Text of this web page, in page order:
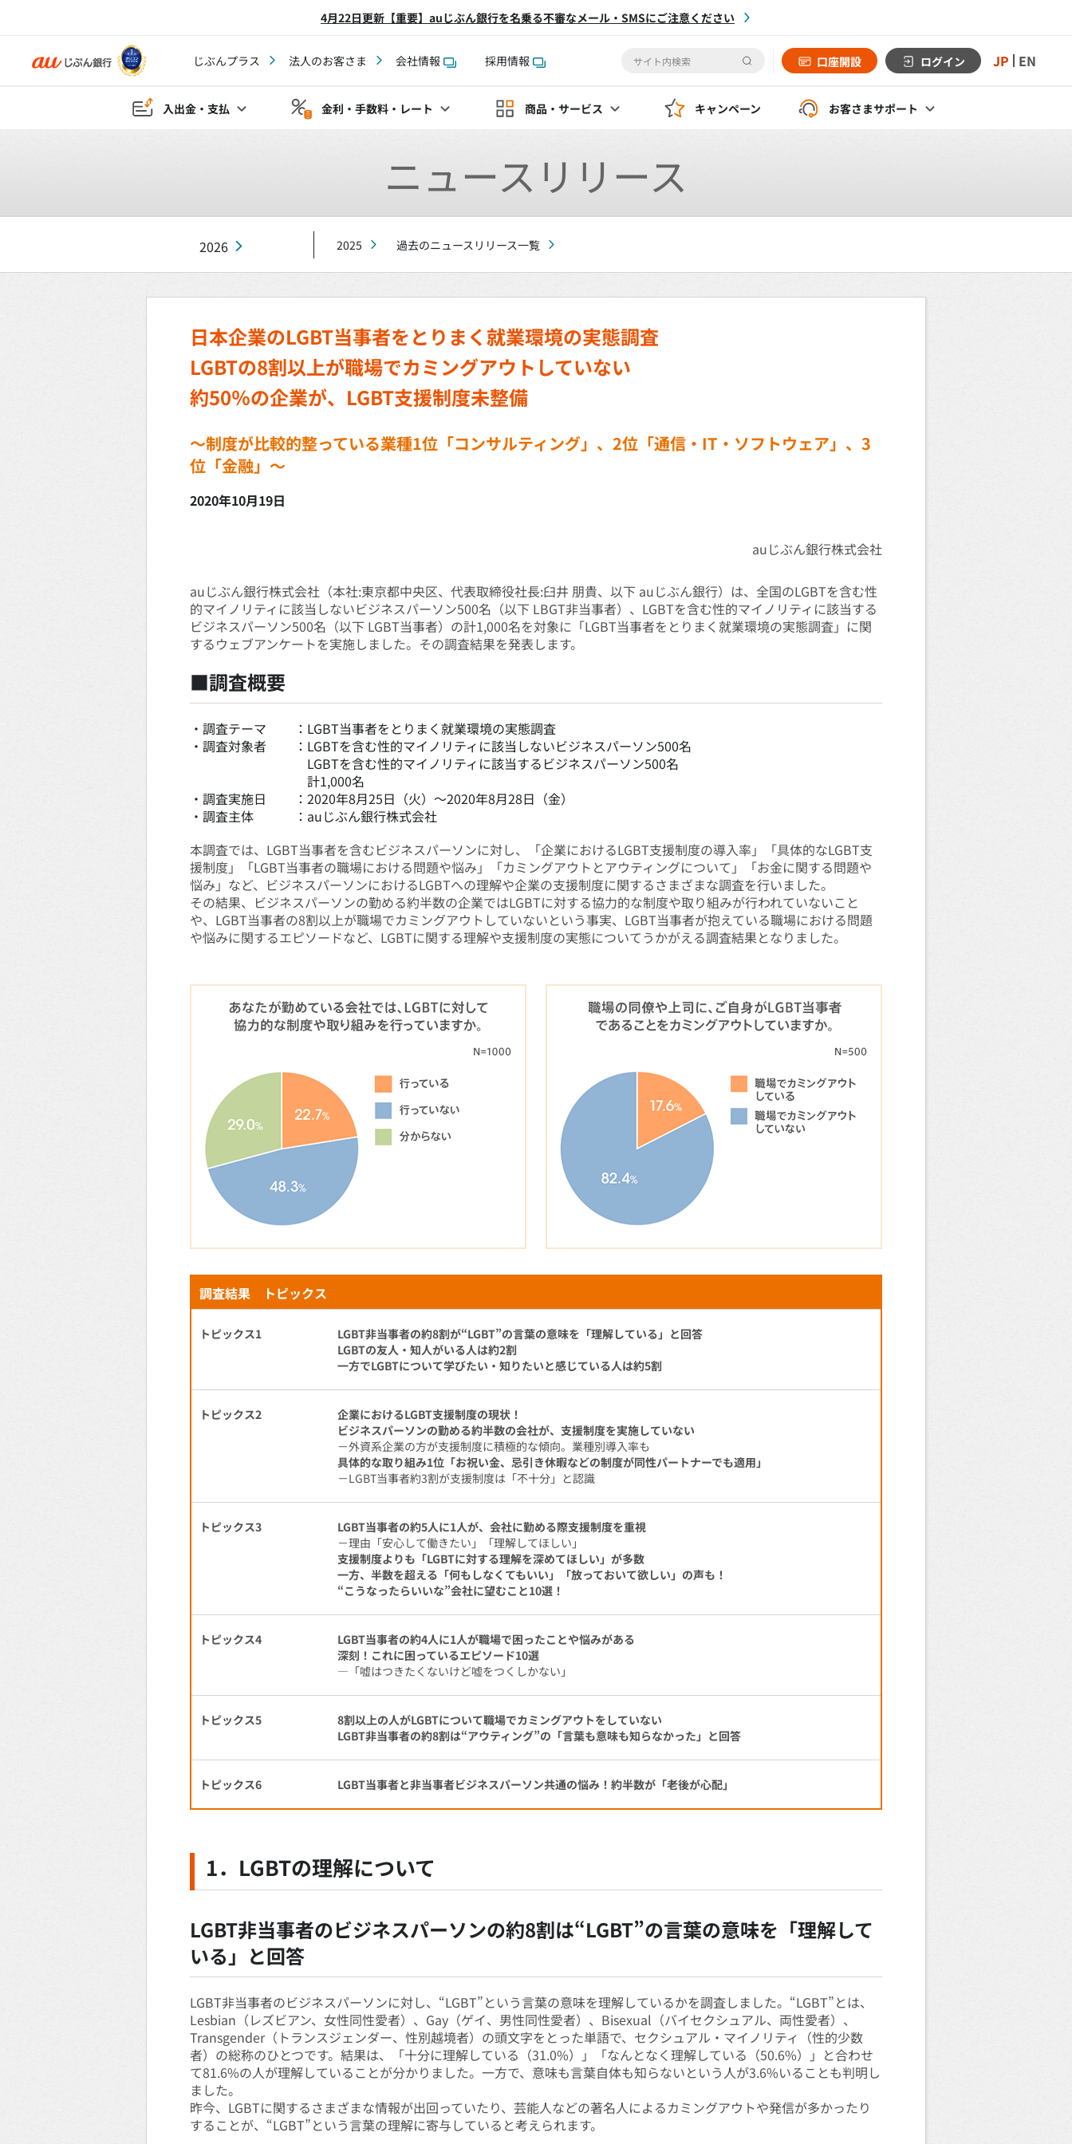
4月22日更新【重要】auじぶん銀行を名乗る不審なメール・SMSにご注意ください
じぶんプラス 法人のお客さま 会社情報 採用情報 口座開設 ログイン JP EN
入出金・支払 金利・手数料・レート 商品・サービス キャンペーン お客さまサポート
ニュースリリース
2026 2025 過去のニュースリリース一覧
日本企業のLGBT当事者をとりまく就業環境の実態調査
LGBTの8割以上が職場でカミングアウトしていない
約50％の企業が、LGBT支援制度未整備
～制度が比較的整っている業種1位「コンサルティング」、2位「通信・IT・ソフトウェア」、3
位「金融」～
2020年10月19日
auじぶん銀行株式会社
auじぶん銀行株式会社（本社:東京都中央区、代表取締役社長:臼井 朋貴、以下 auじぶん銀行）は、全国のLGBTを含む性
的マイノリティに該当しないビジネスパーソン500名（以下 LBGT非当事者）、LGBTを含む性的マイノリティに該当する
ビジネスパーソン500名（以下 LGBT当事者）の計1,000名を対象に「LGBT当事者をとりまく就業環境の実態調査」に関
するウェブアンケートを実施しました。その調査結果を発表します。
■調査概要
・調査テーマ
LGBT当事者をとりまく就業環境の実態調査
・調査対象者
LGBTを含む性的マイノリティに該当しないビジネスパーソン500名
LGBTを含む性的マイノリティに該当するビジネスパーソン500名
計1,000名
・調査実施日
2020年8月25日（火）～2020年8月28日（金）
・調査主体
auじぶん銀行株式会社
本調査では、LGBT当事者を含むビジネスパーソンに対し、「企業におけるLGBT支援制度の導入率」「具体的なLGBT支
援制度」「LGBT当事者の職場における問題や悩み」「カミングアウトとアウティングについて」「お金に関する問題や
悩み」など、ビジネスパーソンにおけるLGBTへの理解や企業の支援制度に関するさまざまな調査を行いました。
その結果、ビジネスパーソンの勤める約半数の企業ではLGBTに対する協力的な制度や取り組みが行われていないこと
や、LGBT当事者の8割以上が職場でカミングアウトしていないという事実、LGBT当事者が抱えている職場における問題
や悩みに関するエピソードなど、LGBTに関する理解や支援制度の実態についてうかがえる調査結果となりました。
調査結果 トピックス
トピックス1
LGBT非当事者の約8割が“LGBT”の言葉の意味を「理解している」と回答
LGBTの友人・知人がいる人は約2割
一方でLGBTについて学びたい・知りたいと感じている人は約5割
トピックス2
企業におけるLGBT支援制度の現状！
ビジネスパーソンの勤める約半数の会社が、支援制度を実施していない
－外資系企業の方が支援制度に積極的な傾向。業種別導入率も
具体的な取り組み1位「お祝い金、忌引き休暇などの制度が同性パートナーでも適用」
－LGBT当事者約3割が支援制度は「不十分」と認識
トピックス3
LGBT当事者の約5人に1人が、会社に勤める際支援制度を重視
－理由「安心して働きたい」「理解してほしい」
支援制度よりも「LGBTに対する理解を深めてほしい」が多数
一方、半数を超える「何もしなくてもいい」「放っておいて欲しい」の声も！
“こうなったらいいな”会社に望むこと10選！
トピックス4
LGBT当事者の約4人に1人が職場で困ったことや悩みがある
深刻！これに困っているエピソード10選
―「嘘はつきたくないけど嘘をつくしかない」
トピックス5
8割以上の人がLGBTについて職場でカミングアウトをしていない
LGBT非当事者の約8割は“アウティング”の「言葉も意味も知らなかった」と回答
トピックス6 LGBT当事者と非当事者ビジネスパーソン共通の悩み！約半数が「老後が心配」
1．LGBTの理解について
LGBT非当事者のビジネスパーソンの約8割は“LGBT”の言葉の意味を「理解して
いる」と回答
LGBT非当事者のビジネスパーソンに対し、“LGBT”という言葉の意味を理解しているかを調査しました。“LGBT”とは、
Lesbian（レズビアン、女性同性愛者）、Gay（ゲイ、男性同性愛者）、Bisexual（バイセクシュアル、両性愛者）、
Transgender（トランスジェンダー、性別越境者）の頭文字をとった単語で、セクシュアル・マイノリティ（性的少数
者）の総称のひとつです。結果は、「十分に理解している（31.0%）」「なんとなく理解している（50.6%）」と合わせ
て81.6%の人が理解していることが分かりました。一方で、意味も言葉自体も知らないという人が3.6%いることも判明し
ました。
昨今、LGBTに関するさまざまな情報が出回っていたり、芸能人などの著名人によるカミングアウトや発信が多かったり
することが、“LGBT”という言葉の理解に寄与していると考えられます。